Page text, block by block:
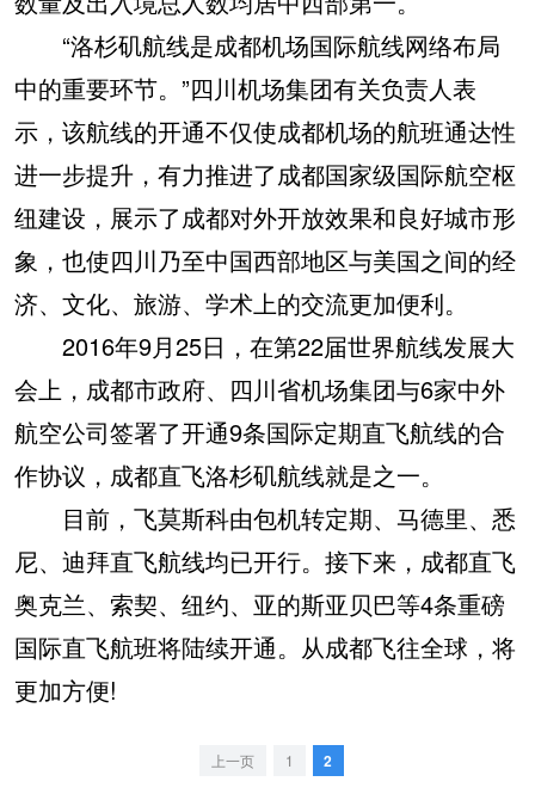
“洛杉矶航线是成都机场国际航线网络布局
中的重要环节。”四川机场集团有关负责人表
示，该航线的开通不仅使成都机场的航班通达性
进一步提升，有力推进了成都国家级国际航空枢
纽建设，展示了成都对外开放效果和良好城市形
象，也使四川乃至中国西部地区与美国之间的经
济、文化、旅游、学术上的交流更加便利。
2016年9月25日，在第22届世界航线发展大
会上，成都市政府、四川省机场集团与6家中外
航空公司签署了开通9条国际定期直飞航线的合
作协议，成都直飞洛杉矶航线就是之一。
目前，飞莫斯科由包机转定期、马德里、悉
尼、迪拜直飞航线均已开行。接下来，成都直飞
奥克兰、索契、纽约、亚的斯亚贝巴等4条重磅
国际直飞航班将陆续开通。从成都飞往全球，将
更加方便!
上一页 1 2